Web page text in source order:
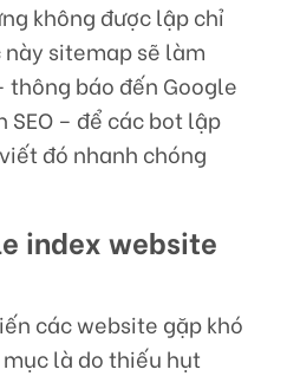
không được lập chỉ
sitemap sẽ làm
thông báo đến Google
– để các bot lập
đó nhanh chóng
index website
các website gặp khó
là do thiếu hụt